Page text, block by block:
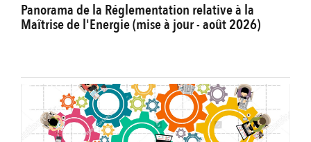
Panorama de la Réglementation relative à la
Maîtrise de l'Energie (mise à jour - août 2026)